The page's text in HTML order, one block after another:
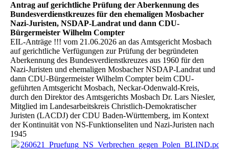
Antrag auf gerichtliche Prüfung der Aberkennung des
Bundesverdienstkreuzes für den ehemaligen Mosbacher
Nazi-Juristen, NSDAP-Landrat und dann CDU-
Bürgermeister Wilhelm Compter
EIL-Anträge !!! vom 21.06.2026 an das Amtsgericht Mosbach
auf gerichtliche Verfügungen zur Prüfung der begründeten
Aberkennung des Bundesverdienstkreuzes aus 1960 für den
Nazi-Juristen und ehemaligen Mosbacher NSDAP-Landrat und
dann CDU-Bürgermeister Wilhelm Compter beim CDU-
geführten Amtsgericht Mosbach, Neckar-Odenwald-Kreis,
durch den Direktor des Amtsgerichts Mosbach Dr. Lars Niesler,
Mitglied im Landesarbeitskreis Christlich-Demokratischer
Juristen (LACDJ) der CDU Baden-Württemberg, im Kontext
der Kontinuität von NS-Funktionseliten und Nazi-Juristen nach
1945
260621_Pruefung_NS_Verbrechen_gegen_Polen_BLIND.pdf